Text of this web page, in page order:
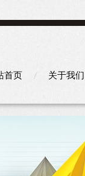
首页 关于我们